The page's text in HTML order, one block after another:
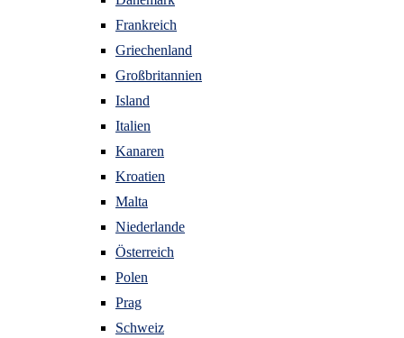
Frankreich
Griechenland
Großbritannien
Island
Italien
Kanaren
Kroatien
Malta
Niederlande
Österreich
Polen
Prag
Schweiz